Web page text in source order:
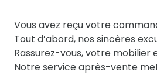
Vous avez reçu votre
Tout d’abord, nos sincères
Rassurez-vous, votre
Notre service après-vente